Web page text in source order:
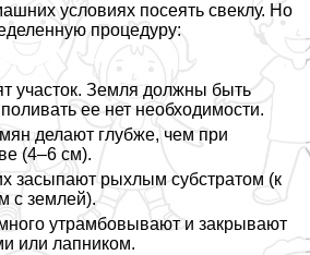
условиях посеять свеклу. Но
процедуру:
участок. Земля должны быть
ее нет необходимости.
делают глубже, чем при
(4–6 см).
засыпают рыхлым субстратом (к
с землей).
утрамбовывают и закрывают
или лапником.